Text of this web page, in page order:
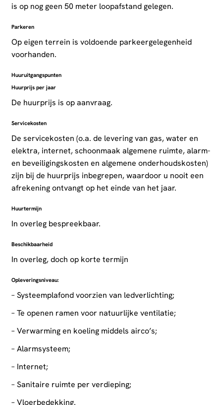
is op nog geen 50 meter loopafstand gelegen.
Parkeren
Op eigen terrein is voldoende parkeergelegenheid
voorhanden.
Huuruitgangspunten
Huurprijs per jaar
De huurprijs is op aanvraag.
Servicekosten
De servicekosten (o.a. de levering van gas, water en
elektra, internet, schoonmaak algemene ruimte, alarm-
en beveiligingskosten en algemene onderhoudskosten)
zijn bij de huurprijs inbegrepen, waardoor u nooit een
afrekening ontvangt op het einde van het jaar.
Huurtermijn
In overleg bespreekbaar.
Beschikbaarheid
In overleg, doch op korte termijn
Opleveringsniveau:
– Systeemplafond voorzien van ledverlichting;
– Te openen ramen voor natuurlijke ventilatie;
– Verwarming en koeling middels airco’s;
– Alarmsysteem;
– Internet;
– Sanitaire ruimte per verdieping;
– Vloerbedekking.